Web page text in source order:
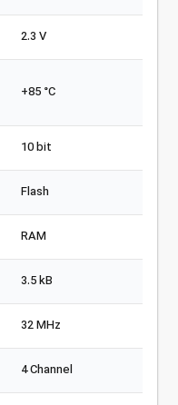
2.3 V
+85 °C
10 bit
Flash
RAM
3.5 kB
32 MHz
4 Channel